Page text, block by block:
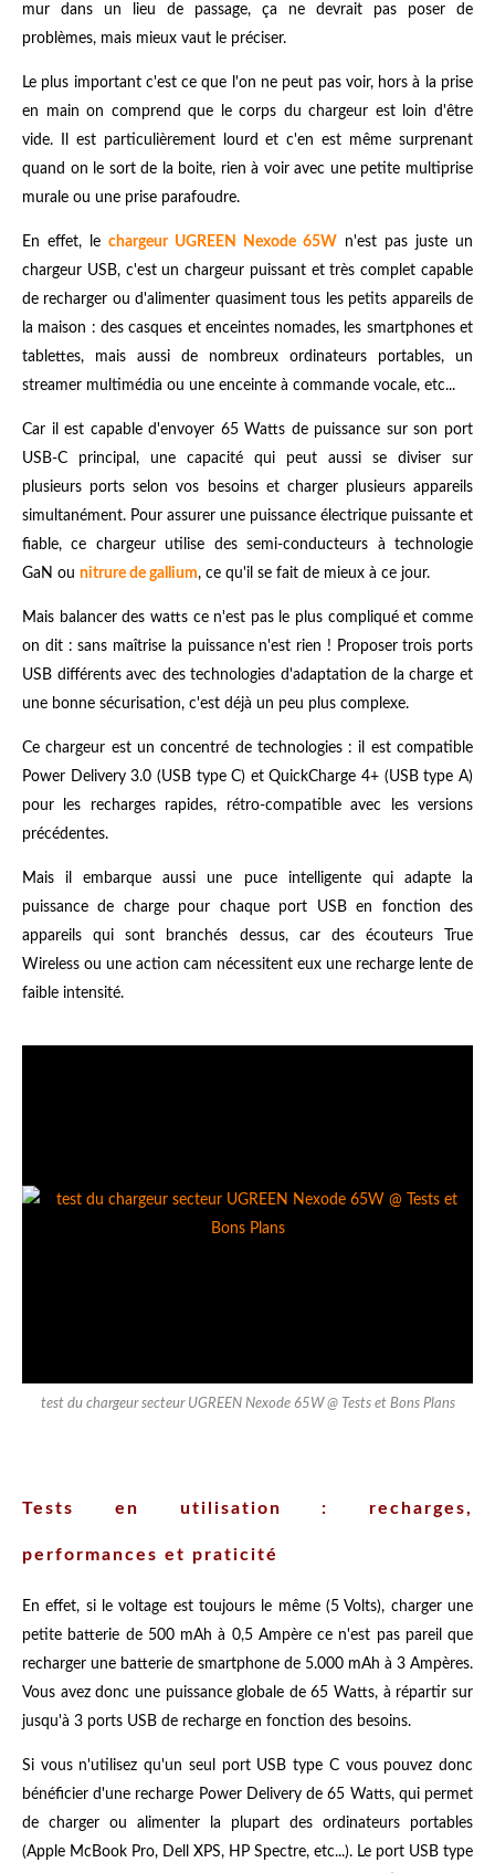
mur dans un lieu de passage, ça ne devrait pas poser de
problèmes, mais mieux vaut le préciser.
Le plus important c'est ce que l'on ne peut pas voir, hors à la prise
en main on comprend que le corps du chargeur est loin d'être
vide. Il est particulièrement lourd et c'en est même surprenant
quand on le sort de la boite, rien à voir avec une petite multiprise
murale ou une prise parafoudre.
En effet, le chargeur UGREEN Nexode 65W n'est pas juste un
chargeur USB, c'est un chargeur puissant et très complet capable
de recharger ou d'alimenter quasiment tous les petits appareils de
la maison : des casques et enceintes nomades, les smartphones et
tablettes, mais aussi de nombreux ordinateurs portables, un
streamer multimédia ou une enceinte à commande vocale, etc...
Car il est capable d'envoyer 65 Watts de puissance sur son port
USB-C principal, une capacité qui peut aussi se diviser sur
plusieurs ports selon vos besoins et charger plusieurs appareils
simultanément. Pour assurer une puissance électrique puissante et
fiable, ce chargeur utilise des semi-conducteurs à technologie
GaN ou nitrure de gallium, ce qu'il se fait de mieux à ce jour.
Mais balancer des watts ce n'est pas le plus compliqué et comme
on dit : sans maîtrise la puissance n'est rien ! Proposer trois ports
USB différents avec des technologies d'adaptation de la charge et
une bonne sécurisation, c'est déjà un peu plus complexe.
Ce chargeur est un concentré de technologies : il est compatible
Power Delivery 3.0 (USB type C) et QuickCharge 4+ (USB type A)
pour les recharges rapides, rétro-compatible avec les versions
précédentes.
Mais il embarque aussi une puce intelligente qui adapte la
puissance de charge pour chaque port USB en fonction des
appareils qui sont branchés dessus, car des écouteurs True
Wireless ou une action cam nécessitent eux une recharge lente de
faible intensité.
test du chargeur secteur UGREEN Nexode 65W @ Tests et Bons Plans
Tests en utilisation : recharges,
performances et praticité
En effet, si le voltage est toujours le même (5 Volts), charger une
petite batterie de 500 mAh à 0,5 Ampère ce n'est pas pareil que
recharger une batterie de smartphone de 5.000 mAh à 3 Ampères.
Vous avez donc une puissance globale de 65 Watts, à répartir sur
jusqu'à 3 ports USB de recharge en fonction des besoins.
Si vous n'utilisez qu'un seul port USB type C vous pouvez donc
bénéficier d'une recharge Power Delivery de 65 Watts, qui permet
de charger ou alimenter la plupart des ordinateurs portables
(Apple McBook Pro, Dell XPS, HP Spectre, etc...). Le port USB type